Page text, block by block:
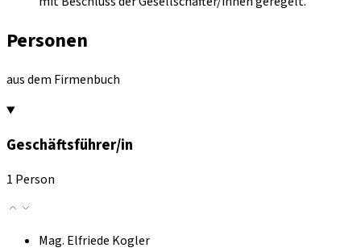
Personen
aus dem Firmenbuch
Geschäftsführer/in
1 Person
Mag. Elfriede Kogler